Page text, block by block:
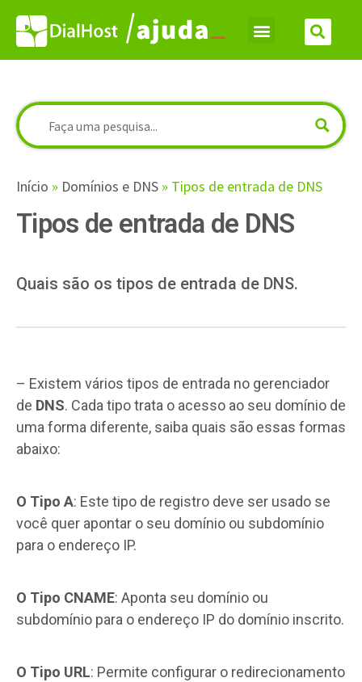
Início » Domínios e DNS » Tipos de entrada de DNS
Tipos de entrada de DNS
Quais são os tipos de entrada de DNS.
– Existem vários tipos de entrada no gerenciador
de DNS. Cada tipo trata o acesso ao seu domínio de
uma forma diferente, saiba quais são essas formas
abaixo:
O Tipo A: Este tipo de registro deve ser usado se
você quer apontar o seu domínio ou subdomínio
para o endereço IP.
O Tipo CNAME: Aponta seu domínio ou
subdomínio para o endereço IP do domínio inscrito.
O Tipo URL: Permite configurar o redirecionamento